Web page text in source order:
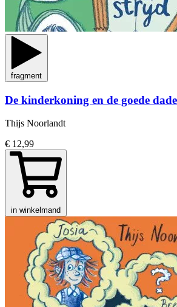
fragment
De kinderkoning en de goede
Thijs Noorlandt
€ 12,99
in winkelmand